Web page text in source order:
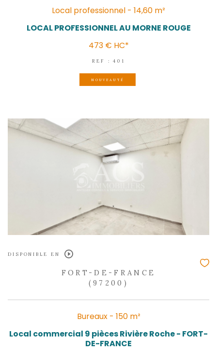
3 500 € / moisHT - HC*
REF : 1824
DUCOS
Local professionnel - 200 m²